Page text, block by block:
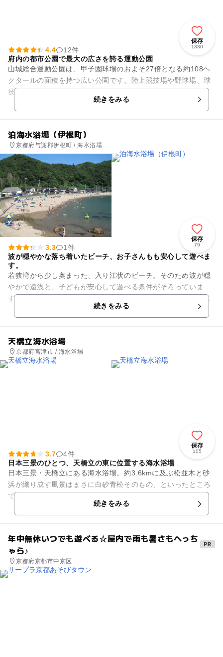
保存
1330
4.4
12件
府内の都市公園で最大の広さを誇る運動公園
山城総合運動公園は、甲子園球場のおよそ27倍となる約108ヘ
クタールの面積を持つ広い公園です。陸上競技場や野球場、球
技場、テニスコート、プールなどの施設が整備された「運動施
設ゾーン」などがありま...続きをみる
泊海水浴場（伊根町）
京都府与謝郡伊根町 / 海水浴場
保存
79
3.3
1件
波が穏やかな落ち着いたビーチ、お子さんもも安心して遊べま
す。
若狭湾から少し奥まった、入り江状のビーチ。そのため波が穏
やかで遠浅と、子どもが安心して遊べる条件がそろっていま
す。のんびり海水浴を楽しめる穴場スポットとしても評判で、
さながらプライベートビーチ気...
続きをみる
天橋立海水浴場
京都府宮津市 / 海水浴場
保存
105
3.7
4件
日本三景のひとつ、天橋立の東に位置する海水浴場
日本三景・天橋立にある海水浴場。約3.6kmに及ぶ松並木と砂
浜が織り成す風景はまさに白砂青松そのもの、といったところ
です。周辺には観光スポットもあり、家族連れでにぎわいま
続きをみる
年中無休いつでも遊べる☆屋内で雨も暑さもへっち
ゃら♪
京都府京都市中京区